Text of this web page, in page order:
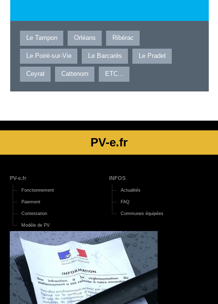
Le Tampon Orléans Ribérac
Le Poiré-sur-Vie Le Barcarès Le Pradet
Ceyrat Cattenom ETC...
PV-e.fr
PV-e.fr
Fonctionnement
Paiement
Contestation
Modèle de PV
INFOS
Actualités
FAQ
Communes équipées